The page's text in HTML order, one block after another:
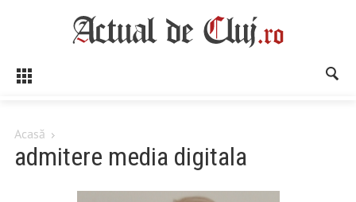
Acasă
admitere media digitala